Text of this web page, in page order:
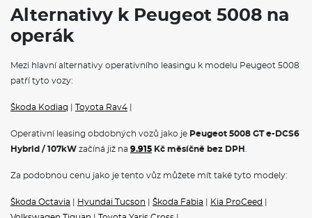
Alternativy k Peugeot 5008 na
operák
Mezi hlavní alternativy operativního leasingu k modelu Peugeot 5008
patří tyto vozy:
Škoda Kodiaq Toyota Rav4
Operativní leasing obdobných vozů jako je Peugeot 5008 GT e-DCS6
Hybrid / 107kW začíná již na 9.915 Kč měsíčně bez DPH .
Za podobnou cenu jako je tento vůz můžete mít také tyto modely:
Škoda Octavia Hyundai Tucson Škoda Fabia Kia ProCeed